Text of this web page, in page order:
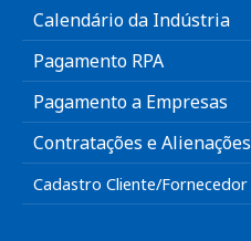
Calendário da Indústria
Pagamento RPA
Pagamento a Empresas
Contratações e Alienações
Cadastro Cliente/Fornecedor